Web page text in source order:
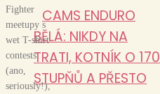
CAMS ENDURO
BĚLÁ: NIKDY NA
TRATI, KOTNÍK O 170
STUPŇŮ A PŘESTO
Fighter
meetupy s
wet T-shirt
contests
(ano,
seriously!),